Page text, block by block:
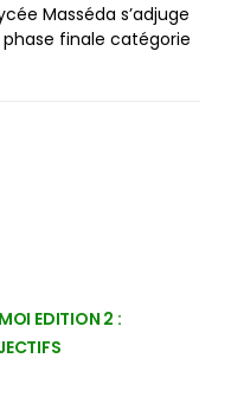
Masséda s’adjuge
finale catégorie
EDITION 2 :